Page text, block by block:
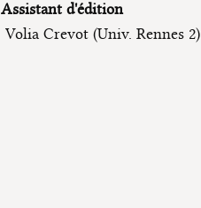
Assistant d'édition
Volia Crevot (Univ. Rennes 2)